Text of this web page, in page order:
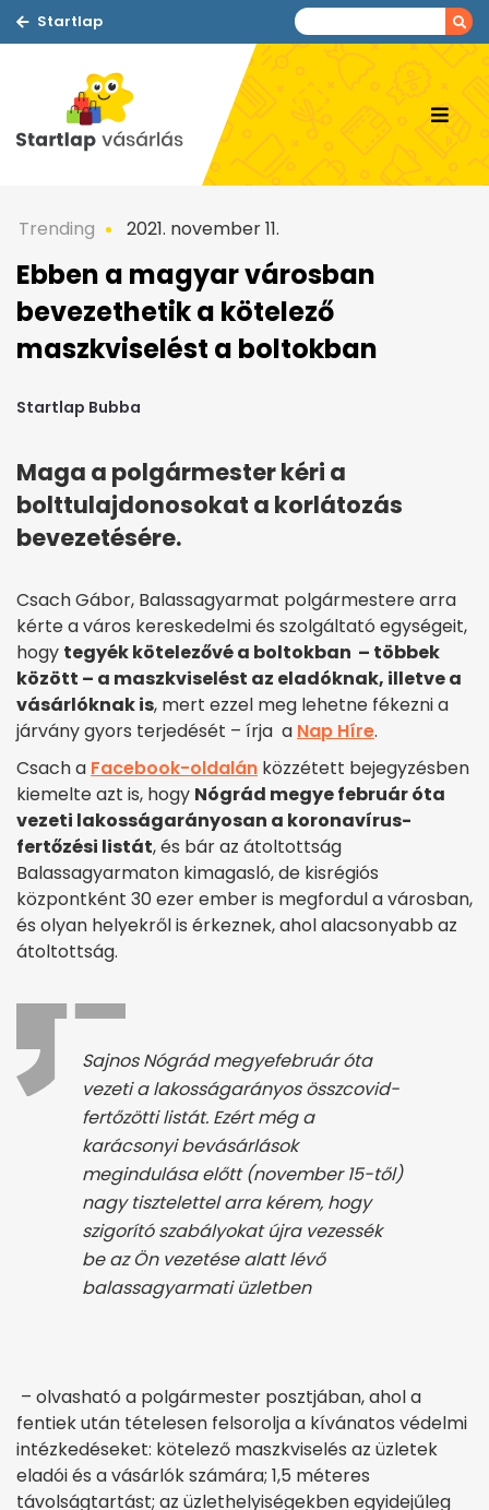
Startlap
Trending 2021. november 11.
Ebben a magyar városban
bevezethetik a kötelező
maszkviselést a boltokban
Startlap Bubba
Maga a polgármester kéri a
bolttulajdonosokat a korlátozás
bevezetésére.
Csach Gábor, Balassagyarmat polgármestere arra
kérte a város kereskedelmi és szolgáltató egységeit,
hogy tegyék kötelezővé a boltokban – többek
között – a maszkviselést az eladóknak, illetve a
vásárlóknak is, mert ezzel meg lehetne fékezni a
járvány gyors terjedését – írja a Nap Híre.
Csach a Facebook-oldalán közzétett bejegyzésben
kiemelte azt is, hogy Nógrád megye február óta
vezeti lakosságarányosan a koronavírus-
fertőzési listát, és bár az átoltottság
Balassagyarmaton kimagasló, de kisrégiós
központként 30 ezer ember is megfordul a városban,
és olyan helyekről is érkeznek, ahol alacsonyabb az
átoltottság.
Sajnos Nógrád megyefebruár óta
vezeti a lakosságarányos összcovid-
fertőzötti listát. Ezért még a
karácsonyi bevásárlások
megindulása előtt (november 15-től)
nagy tisztelettel arra kérem, hogy
szigorító szabályokat újra vezessék
be az Ön vezetése alatt lévő
balassagyarmati üzletben
– olvasható a polgármester posztjában, ahol a
fentiek után tételesen felsorolja a kívánatos védelmi
intézkedéseket: kötelező maszkviselés az üzletek
eladói és a vásárlók számára; 1,5 méteres
távolságtartást; az üzlethelyiségekben egyidejűleg